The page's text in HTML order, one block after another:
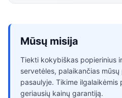
Mūsų misija
Tiekti kokybiškas popierinius
servetėles, palaikančias
pasaulyje. Tikime ilgalaikėmis
geriausių kainų garantiją.